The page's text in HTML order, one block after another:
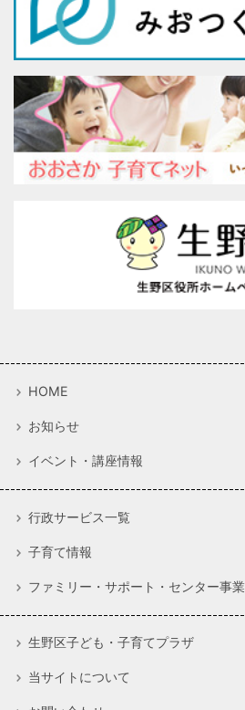
HOME
お知らせ
イベント・講座情報
行政サービス一覧
子育て情報
ファミリー・サポート・センター事業
生野区子ども・子育てプラザ
当サイトについて